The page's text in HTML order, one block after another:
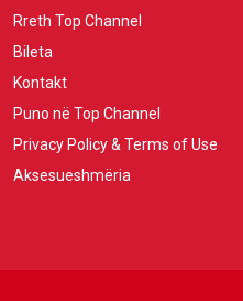
Rreth Top Channel
Bileta
Kontakt
Puno në Top Channel
Privacy Policy & Terms of Use
Aksesueshmëria